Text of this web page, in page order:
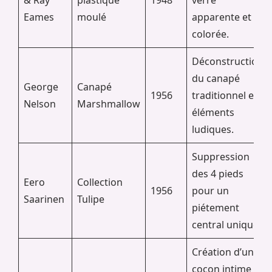
Eames
moulé
apparente et
colorée.
George
Nelson
Canapé
Marshmallow
1956
Déconstruction
du canapé
traditionnel en
éléments
ludiques.
Eero
Saarinen
Collection
Tulipe
1956
Suppression
des 4 pieds
pour un
piétement
central unique.
Création d’un
cocon intime